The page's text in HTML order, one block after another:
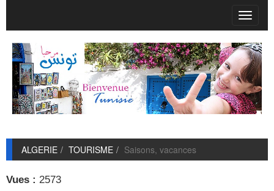
T
o
g
g
l
e
n
a
v
g
t
ALGERIE TOURISME Saisons, vacances
Vues : 2573